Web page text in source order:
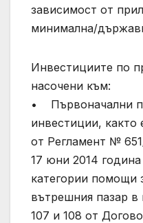
зависимост от
минимална/
Инвестициите по
насочени към:
• Първоначални
инвестиции, както
от Регламент №
17 юни 2014
категории помощи
вътрешния пазар
107 и 108 от